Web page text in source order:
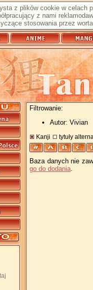
z plików cookie w celach
z nami
stosowania przez
Filtrowanie:
Autor: Vivian
Kanji tytuły
Baza danych nie
go do dodania.